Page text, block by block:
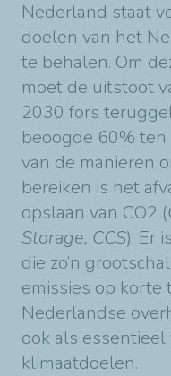
Nederland staat
doelen van het
te behalen. Om
moet de uitstoot
2030 fors
beoogde 60% ten
van de manieren
bereiken is het
opslaan van CO2 (
Storage, CCS). Er
die zo’n
emissies op korte
Nederlandse
ook als
klimaatdoelen.